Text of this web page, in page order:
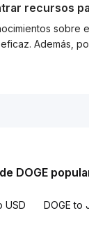
recursos
sobre
Además,
DOGE
USD DOGE to